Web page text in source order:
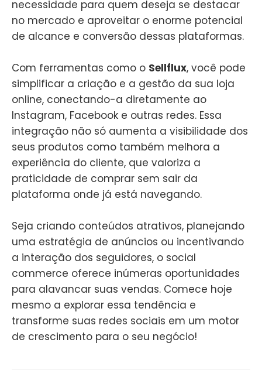
necessidade para quem deseja se destacar
no mercado e aproveitar o enorme potencial
de alcance e conversão dessas plataformas.
Com ferramentas como o Sellflux, você pode
simplificar a criação e a gestão da sua loja
online, conectando-a diretamente ao
Instagram, Facebook e outras redes. Essa
integração não só aumenta a visibilidade dos
seus produtos como também melhora a
experiência do cliente, que valoriza a
praticidade de comprar sem sair da
plataforma onde já está navegando.
Seja criando conteúdos atrativos, planejando
uma estratégia de anúncios ou incentivando
a interação dos seguidores, o social
commerce oferece inúmeras oportunidades
para alavancar suas vendas. Comece hoje
mesmo a explorar essa tendência e
transforme suas redes sociais em um motor
de crescimento para o seu negócio!